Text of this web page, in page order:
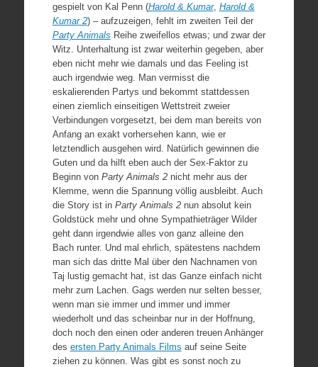
gespielt von Kal Penn (Harold & Kumar, Harold &
Kumar 2) – aufzuzeigen, fehlt im zweiten Teil der
Party Animals Reihe zweifellos etwas; und zwar der
Witz. Unterhaltung ist zwar weiterhin gegeben, aber
eben nicht mehr wie damals und das Feeling ist
auch irgendwie weg. Man vermisst die
eskalierenden Partys und bekommt stattdessen
einen ziemlich einseitigen Wettstreit zweier
Verbindungen vorgesetzt, bei dem man bereits von
Anfang an exakt vorhersehen kann, wie er
letztendlich ausgehen wird. Natürlich gewinnen die
Guten und da hilft eben auch der Sex-Faktor zu
Beginn von Party Animals 2nicht mehr aus der
Klemme, wenn die Spannung völlig ausbleibt. Auch
die Story ist in Party Animals 2nun absolut kein
Goldstück mehr und ohne Sympathieträger Wilder
geht dann irgendwie alles von ganz alleine den
Bach runter. Und mal ehrlich, spätestens nachdem
man sich das dritte Mal über den Nachnamen von
Taj lustig gemacht hat, ist das Ganze einfach nicht
mehr zum Lachen. Gags werden nur selten besser,
wenn man sie immer und immer und immer
wiederholt und das scheinbar nur in der Hoffnung,
doch noch den einen oder anderen treuen Anhänger
des ersten Party Animals Films auf seine Seite
ziehen zu können. Was gibt es sonst noch zu